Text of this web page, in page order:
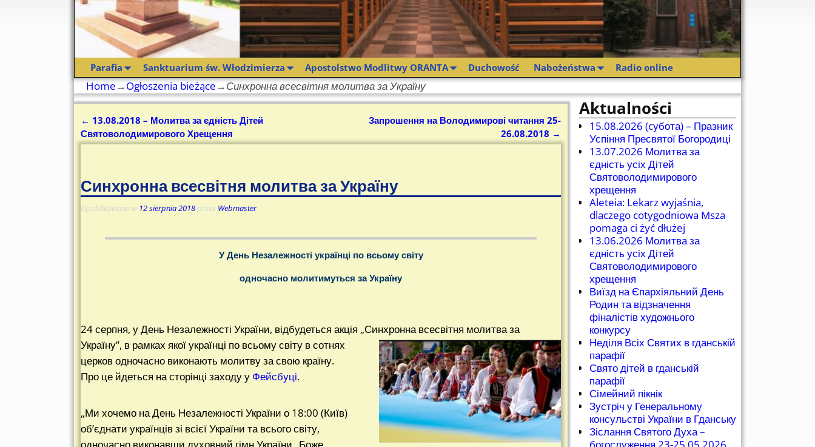
Parafia Sanktuarium św. Włodzimierza Apostolstwo Modlitwy ORANTA Duchowość Nabożeństwa Radio online
Home→Ogłoszenia bieżące→Синхронна всесвітня молитва за Україну
Nawigacja
← 13.08.2018 – Молитва за єдність Дітей
Святоволодимирового Хрещення
Запрошення на Володимирові читання 25-
26.08.2018 →
Синхронна всесвітня молитва за Україну
Opublikowano w 12 sierpnia 2018 przez Webmaster
У День Незалежності українці по всьому світу
одночасно молитимуться за Україну
24 серпня, у День Незалежності України, відбудеться акція „Синхронна всесвітня молитва за
Україну”, в рамках якої українці по всьому світу в сотнях
церков одночасно виконають молитву за свою країну.
Про це йдеться на сторінці заходу у Фейсбуці.
„Ми хочемо на День Незалежності України о 18:00 (Київ)
об’єднати українців зі всієї України та всього світу,
одночасно виконавши духовний гімн України „Боже,
Aktualności
15.08.2026 (cубота) – Празник
Успіння Пресвятої Богородиці
13.07.2026 Молитва за
єдність усіх Дітей
Святоволодимирового
хрещення
Aleteia: Lekarz wyjaśnia,
dlaczego cotygodniowa Msza
pomaga ci żyć dłużej
13.06.2026 Молитва за
єдність усіх Дітей
Святоволодимирового
хрещення
Виїзд на Єпархіяльний День
Родин та відзначення
фіналістів художнього
конкурсу
Неділя Всіх Святих в гданській
парафії
Свято дітей в гданській
парафії
Сімейний пікнік
Зустріч у Генеральному
консульстві України в Гданську
Зіслання Святого Духа –